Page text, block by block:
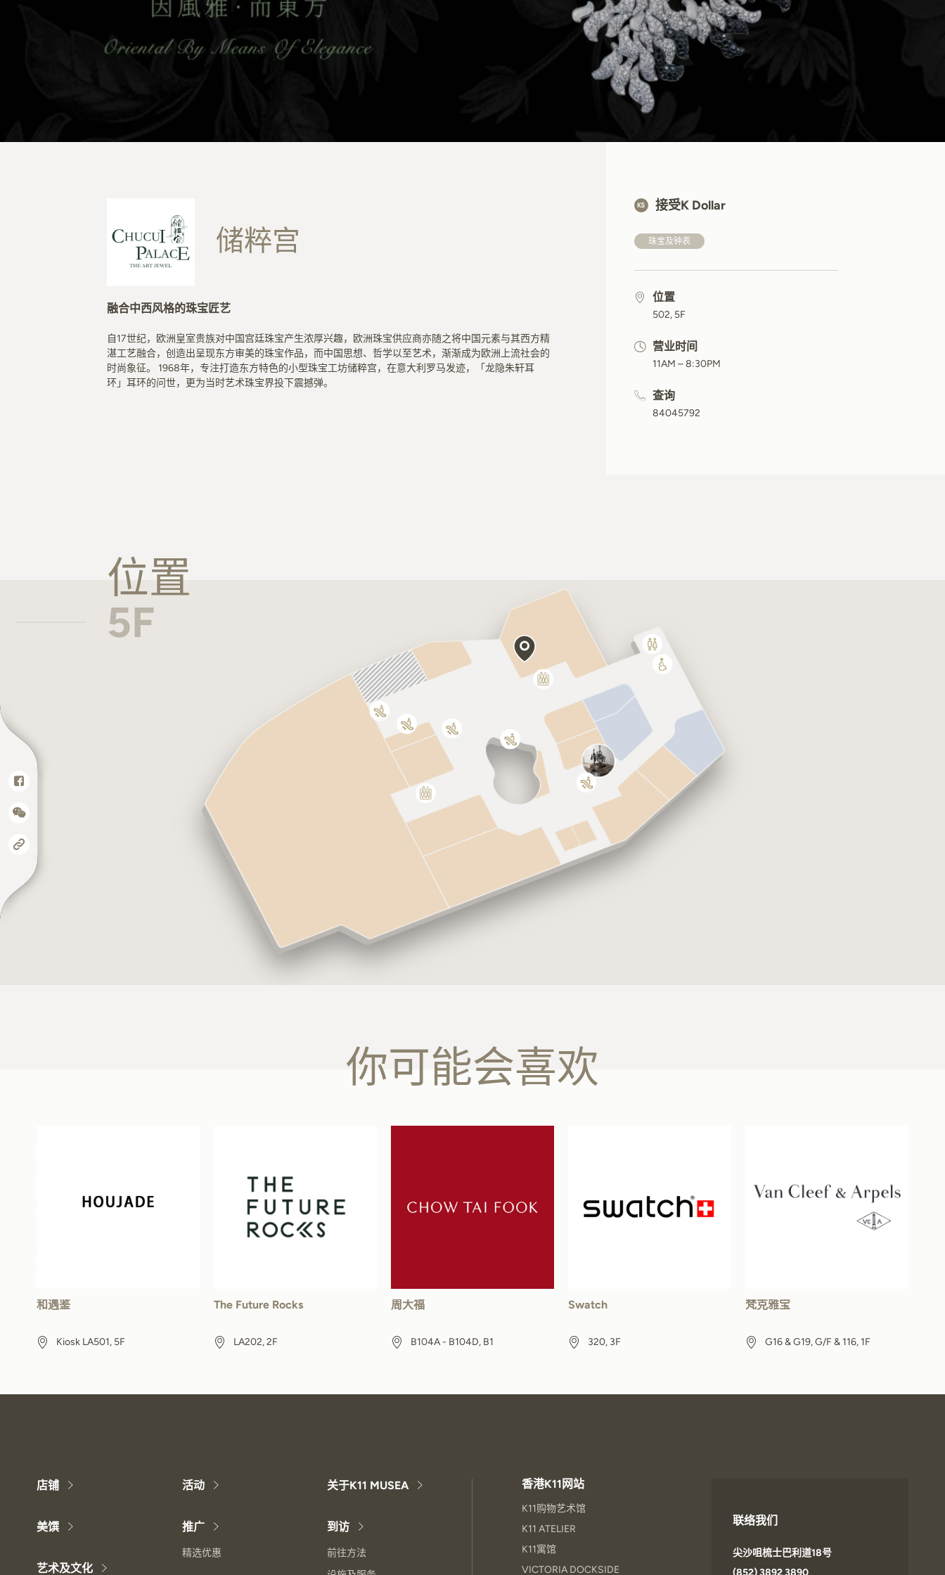
储粹宫
融合中西风格的珠宝匠艺
自17世纪，欧洲皇室贵族对中国宫廷珠宝产生浓厚兴趣，欧洲珠宝供应商亦随之将中国元素与其西方精
湛工艺融合，创造出呈现东方审美的珠宝作品，而中国思想、哲学以至艺术，渐渐成为欧洲上流社会的
时尚象征。 1968年，专注打造东方特色的小型珠宝工坊储粹宫，在意大利罗马发迹，「龙隐朱轩耳
环」耳环的问世，更为当时艺术珠宝界投下震撼弹。
接受K Dollar
珠宝及钟表
位置
502, 5F
营业时间
11AM – 8:30PM
查询
84045792
位置
5F
你可能会喜欢
和遇鉴
Kiosk LA501, 5F
The Future Rocks
LA202, 2F
周大福
B104A - B104D, B1
Swatch
320, 3F
梵克雅宝
G16 & G19, G/F & 116, 1F
店铺
美馔
艺术及文化
活动
推广
精选优惠
关于K11 MUSEA
到访
前往方法
香港K11网站
K11购物艺术馆
K11 ATELIER
K11寓馆
VICTORIA DOCKSIDE
联络我们
尖沙咀梳士巴利道18号
(852) 3892 3890